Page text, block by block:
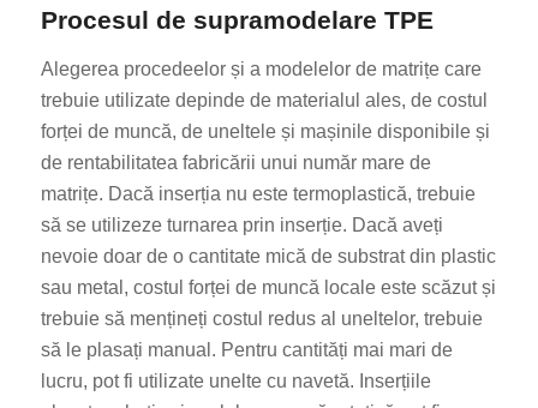
Procesul de supramodelare TPE
Alegerea procedeelor și a modelelor de matrițe care
trebuie utilizate depinde de materialul ales, de costul
forței de muncă, de uneltele și mașinile disponibile și
de rentabilitatea fabricării unui număr mare de
matrițe. Dacă inserția nu este termoplastică, trebuie
să se utilizeze turnarea prin inserție. Dacă aveți
nevoie doar de o cantitate mică de substrat din plastic
sau metal, costul forței de muncă locale este scăzut și
trebuie să mențineți costul redus al uneltelor, trebuie
să le plasați manual. Pentru cantități mai mari de
lucru, pot fi utilizate unelte cu navetă. Inserțiile